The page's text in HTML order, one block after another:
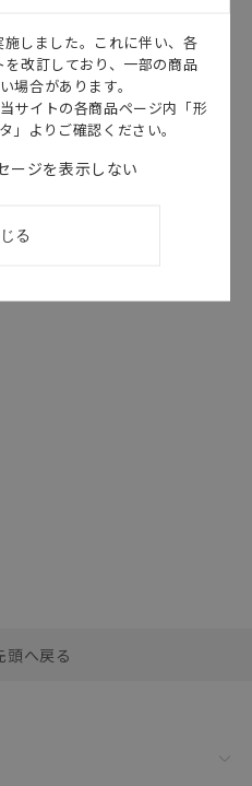
す。・誤字、脱字が含まれ
ご容赦ください。
容や連絡先等は作成当時の
せていただいている可能性
お願いいたします。
ード
頭へ戻る
しました。これに伴い、各
改訂しており、一部の商品
場合があります。
サイトの各商品ページ内「形
」よりご確認ください。
ージを表示しない
る